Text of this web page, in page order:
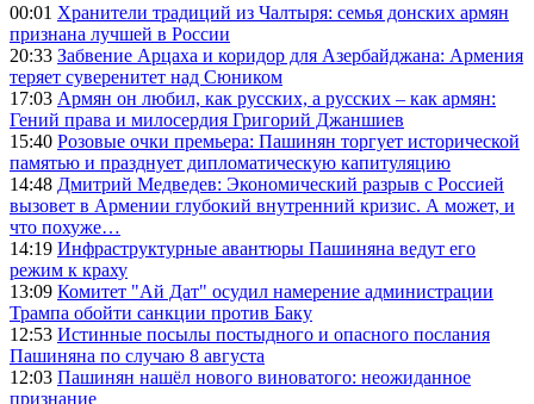
00:01 Хранители традиций из Чалтыря: семья донских армян
признана лучшей в России
20:33 Забвение Арцаха и коридор для Азербайджана: Армения
теряет суверенитет над Сюником
17:03 Армян он любил, как русских, а русских – как армян:
Гений права и милосердия Григорий Джаншиев
15:40 Розовые очки премьера: Пашинян торгует исторической
памятью и празднует дипломатическую капитуляцию
14:48 Дмитрий Медведев: Экономический разрыв с Россией
вызовет в Армении глубокий внутренний кризис. А может, и
что похуже…
14:19 Инфраструктурные авантюры Пашиняна ведут его
режим к краху
13:09 Комитет "Ай Дат" осудил намерение администрации
Трампа обойти санкции против Баку
12:53 Истинные посылы постыдного и опасного послания
Пашиняна по случаю 8 августа
12:03 Пашинян нашёл нового виноватого: неожиданное
признание